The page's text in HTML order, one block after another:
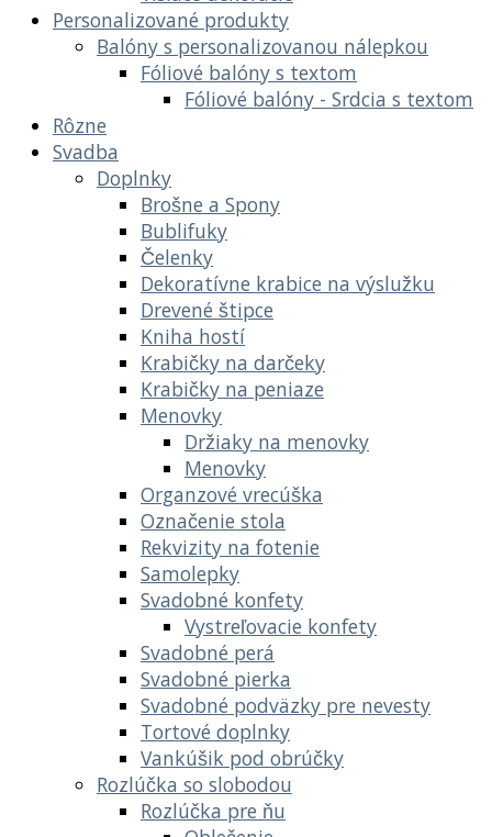
Personalizované produkty
Balóny s personalizovanou nálepkou
Fóliové balóny s textom
Fóliové balóny - Srdcia s textom
Rôzne
Svadba
Doplnky
Brošne a Spony
Bublifuky
Čelenky
Dekoratívne krabice na výslužku
Drevené štipce
Kniha hostí
Krabičky na darčeky
Krabičky na peniaze
Menovky
Držiaky na menovky
Menovky
Organzové vrecúška
Označenie stola
Rekvizity na fotenie
Samolepky
Svadobné konfety
Vystreľovacie konfety
Svadobné perá
Svadobné pierka
Svadobné podväzky pre nevesty
Tortové doplnky
Vankúšik pod obrúčky
Rozlúčka so slobodou
Rozlúčka pre ňu